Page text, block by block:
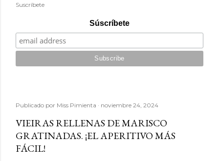
Suscríbete
Súscríbete
Publicado por Miss Pimienta noviembre 24, 2024
VIEIRAS RELLENAS DE MARISCO
GRATINADAS. ¡EL APERITIVO MÁS
FÁCIL!